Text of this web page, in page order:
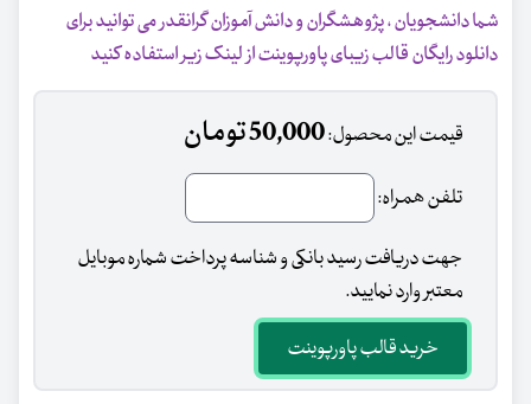
شما دانشجویان ، پژوهشگران و دانش آموزان گرانقدر می توانید برای
دانلود رایگان قالب زیبای پاورپوینت از لینک زیر استفاده کنید
قیمت این محصول:50,000 تومان
تلفن همراه:
جهت دریافت رسید بانکی و شناسه پرداخت شماره موبایل
معتبر وارد نمایید.
خرید قالب پاورپوینت